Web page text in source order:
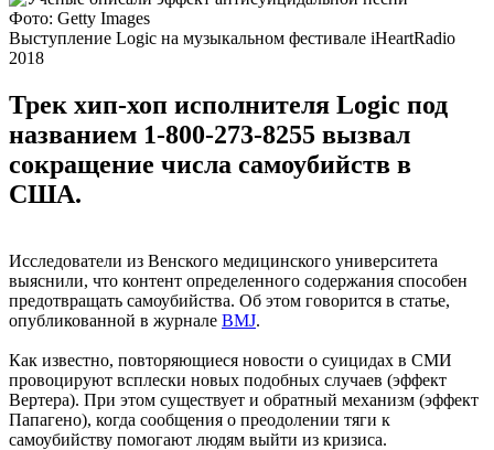
Фото: Getty Images
Выступление Logic на музыкальном фестивале iHeartRadio
2018
Трек хип-хоп исполнителя Logic под
названием 1-800-273-8255 вызвал
сокращение числа самоубийств в
США.
Исследователи из Венского медицинского университета
выяснили, что контент определенного содержания способен
предотвращать самоубийства. Об этом говорится в статье,
опубликованной в журнале BMJ.
Как известно, повторяющиеся новости о суицидах в СМИ
провоцируют всплески новых подобных случаев (эффект
Вертера). При этом существует и обратный механизм (эффект
Папагено), когда сообщения о преодолении тяги к
самоубийству помогают людям выйти из кризиса.